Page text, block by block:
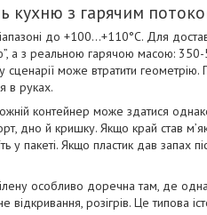
кухню з гарячим
до +100...+110°C. Для
а з реальною гарячою масою: 350-
може втратити геометрію.
в руках.
контейнер може здатися
дно й кришку. Якщо край став
у пакеті. Якщо пластик дав запах
особливо доречна там, де
розігрів. Це типова